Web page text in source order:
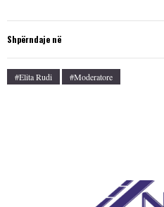
Shpërndaje në
#Elita Rudi #moderatore